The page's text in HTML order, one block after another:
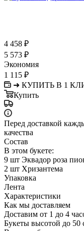
4 458 ₽
5 573 ₽
Экономия
1 115 ₽
➜ КУПИТЬ В 1
Купить
Перед доставкой
качества
Состав
В этом букете:
9 шт Эквадор роза
2 шт Хризантема
Упаковка
Лента
Характеристики
Как мы доставляем
Доставим от 1 до 4
Букеты высотой до 50